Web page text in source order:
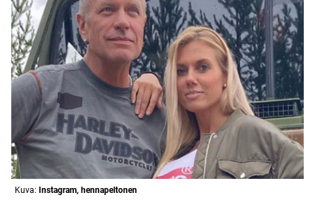
Kuva: Instagram, hennapeltonen